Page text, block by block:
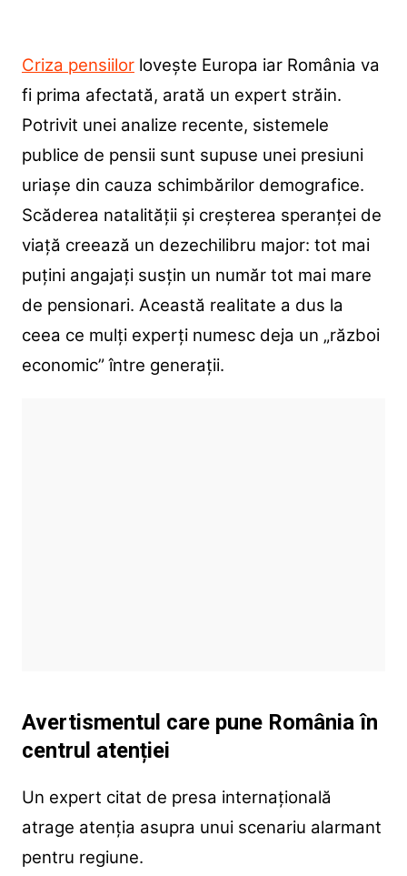
Criza pensiilorlovește Europa iar România va
fi prima afectată, arată un expert străin.
Potrivit unei analize recente, sistemele
publice de pensii sunt supuse unei presiuni
uriașe din cauza schimbărilor demografice.
Scăderea natalității și creșterea speranței de
viață creează un dezechilibru major: tot mai
puțini angajați susțin un număr tot mai mare
de pensionari. Această realitate a dus la
ceea ce mulți experți numesc deja un „război
economic” între generații.
Avertismentul care pune România în
centrul atenției
Un expert citat de presa internațională
atrage atenția asupra unui scenariu alarmant
pentru regiune.